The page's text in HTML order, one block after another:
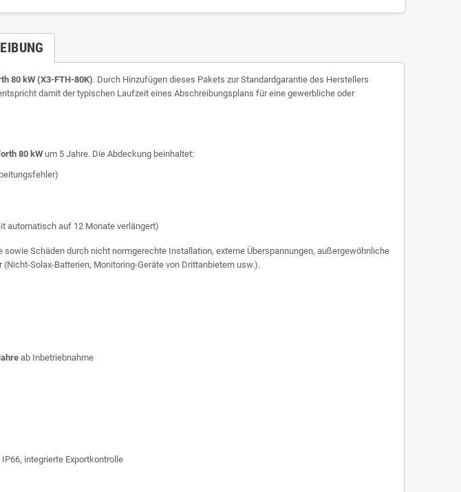
80 kW (X3-FTH-80K). Durch Hinzufügen dieses Pakets zur Standardgarantie des Herstellers
damit der typischen Laufzeit eines Abschreibungsplans für eine gewerbliche oder
80 kW um 5 Jahre. Die Abdeckung beinhaltet:
automatisch auf 12 Monate verlängert)
Schäden durch nicht normgerechte Installation, externe Überspannungen, außergewöhnliche
Solax-Batterien, Monitoring-Geräte von Drittanbietern usw.).
ab Inbetriebnahme
integrierte Exportkontrolle